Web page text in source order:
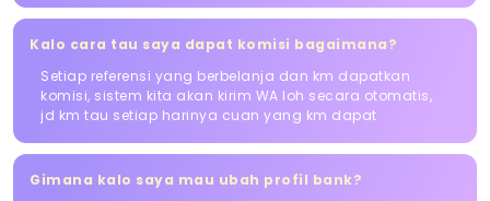
Kalo cara tau saya dapat komisi bagaimana?
Setiap referensi yang berbelanja dan km dapatkan
komisi, sistem kita akan kirim WA loh secara otomatis,
jd km tau setiap harinya cuan yang km dapat
Gimana kalo saya mau ubah profil bank?